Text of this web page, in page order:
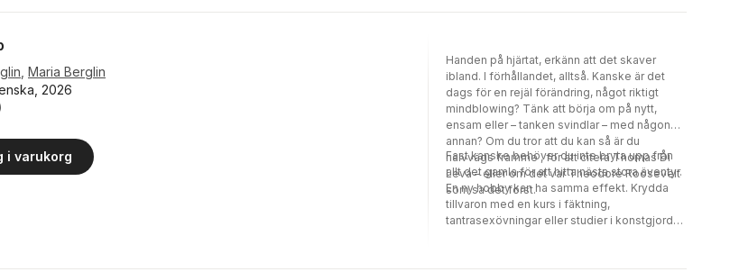
Maria Berglin
2026
Totalt antal röster:
i varukorg
Handen på hjärtat, erkänn att det skaver
ibland. I förhållandet, alltså. Kanske är det
dags för en rejäl förändring, något riktigt
mindblowing? Tänk att börja om på nytt,
ensam eller – tanken svindlar – med någon
annan? Om du tror att du kan så är du
halvvägs framme , för att citera Thomas Di
Leva – eller om det var Theodore Roosevelt
som sa det först.
Fast kanske behöver du inte bryta upp från
allt det gamla för att hitta nästa stora äventyr.
En ny hobby kan ha samma effekt. Krydda
tillvaron med en kurs i fäktning,
tantrasexövningar eller studier i konstgjorda
stund. Läs den här boken i stället.